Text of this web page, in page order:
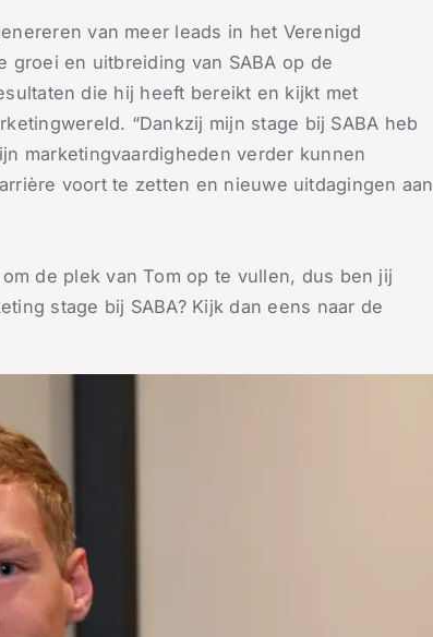
van meer leads in het Verenigd
groei en uitbreiding van SABA op de
die hij heeft bereikt en kijkt met
“Dankzij mijn stage bij SABA heb
marketingvaardigheden verder kunnen
voort te zetten en nieuwe uitdagingen aan
de plek van Tom op te vullen, dus ben jij
stage bij SABA? Kijk dan eens naar de